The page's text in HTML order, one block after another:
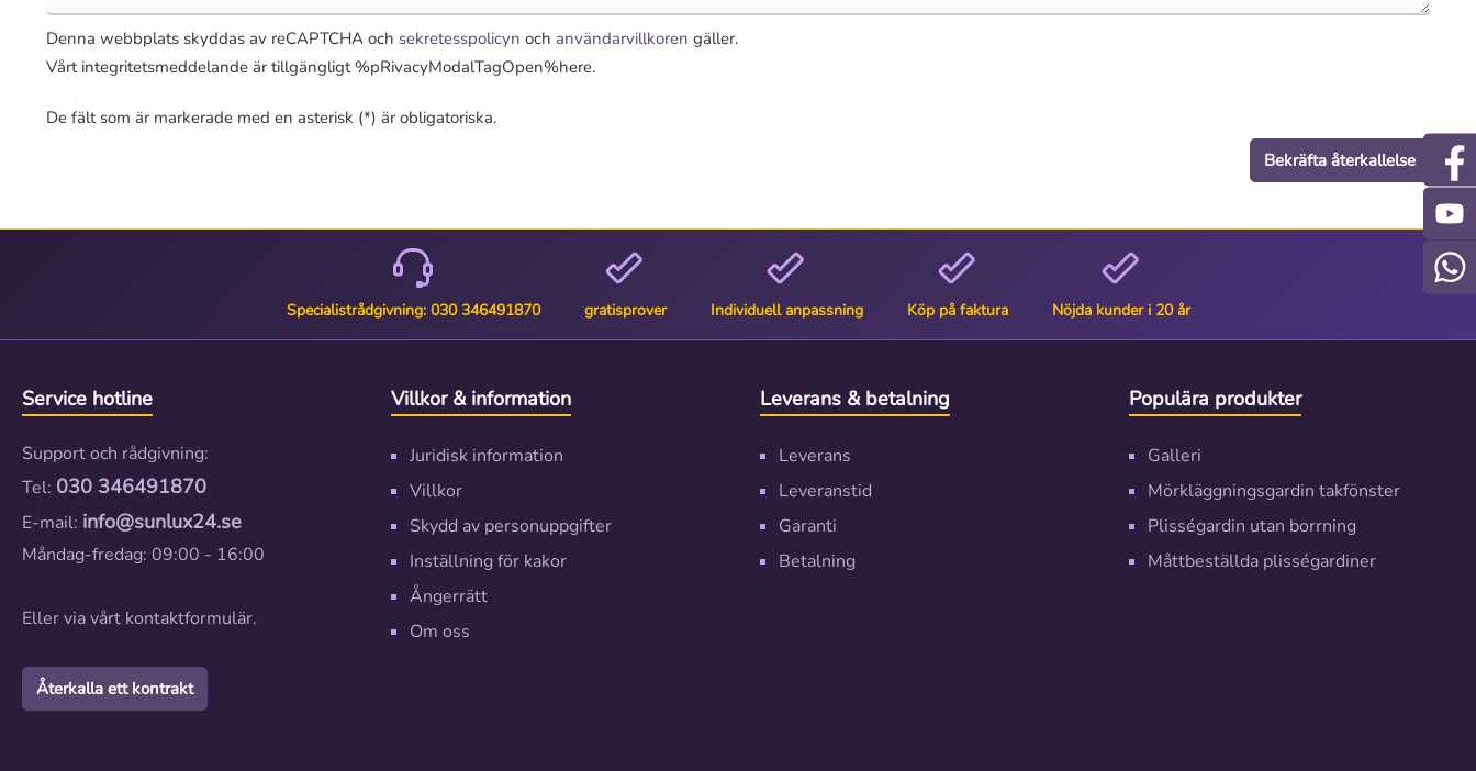
Denna webbplats skyddas av reCAPTCHA och sekretesspolicyn och användarvillkoren gäller.
Vårt integritetsmeddelande är tillgängligt %pRivacyModalTagOpen%here.
De fält som är markerade med en asterisk (*) är obligatoriska.
Bekräfta återkallelse
Specialistrådgivning: 030 346491870 gratisprover Individuell anpassning Köp på faktura Nöjda kunder i 20 år
Service hotline
Support och rådgivning:
Tel: 030 346491870
E-mail: info@sunlux24.se
Måndag-fredag: 09:00 - 16:00
Eller via vårt kontaktformulär.
Återkalla ett kontrakt
Villkor & information
Juridisk information
Villkor
Skydd av personuppgifter
Inställning för kakor
Ångerrätt
Om oss
Leverans & betalning
Leverans
Leveranstid
Garanti
Betalning
Populära produkter
Galleri
Mörkläggningsgardin takfönster
Plisségardin utan borrning
Måttbeställda plisségardiner